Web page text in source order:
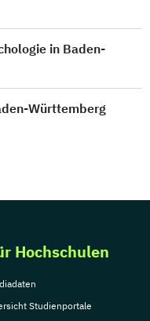
in Baden-
Württemberg
Hochschulen
Studienportale